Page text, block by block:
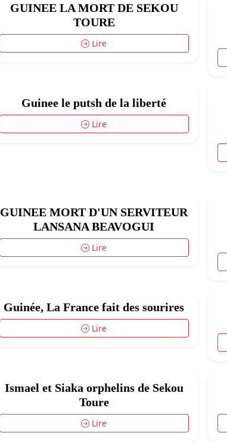
GUINEE LA MORT DE SEKOU
TOURE
Lire
Guinee le putsh de la liberté
Lire
GUINEE MORT D'UN SERVITEUR
LANSANA BEAVOGUI
Lire
Guinée, La France fait des sourires
Lire
Ismael et Siaka orphelins de Sekou
Toure
Lire